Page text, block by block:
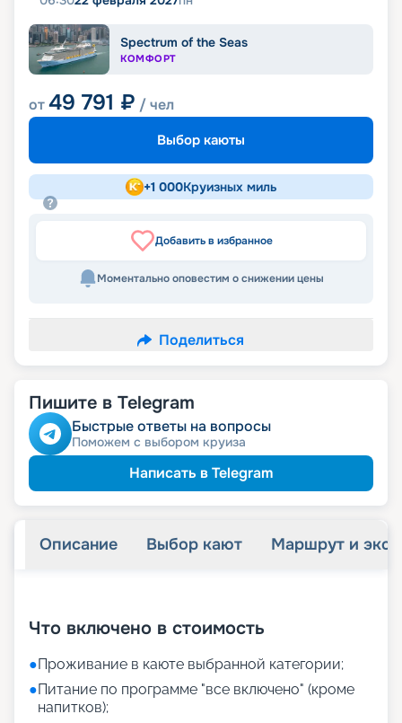
Spectrum of the Seas
КОМФОРТ
от49 791 ₽ / чел
Выбор каюты
+1 000Круизных миль
Добавить в избранное
Моментально оповестим о снижении цены
Поделиться
Пишите в Telegram
Быстрые ответы на вопросы
Поможем с выбором круиза
Написать в Telegram
Описание Выбор кают Маршрут и
Что включено в стоимость
●Проживание в каюте выбранной категории;
●Питание по программе "все включено" (кроме
напитков);